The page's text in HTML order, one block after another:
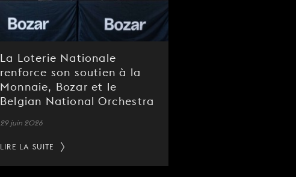
La Loterie Nationale
renforce son soutien à la
Monnaie, Bozar et le
Belgian National Orchestra
29 juin 2026
LIRE LA SUITE